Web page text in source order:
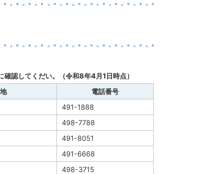
認してくだい。（令和8年4月1日時点）
電話番号
491-1888
498-7788
491-8051
491-6668
498-3715